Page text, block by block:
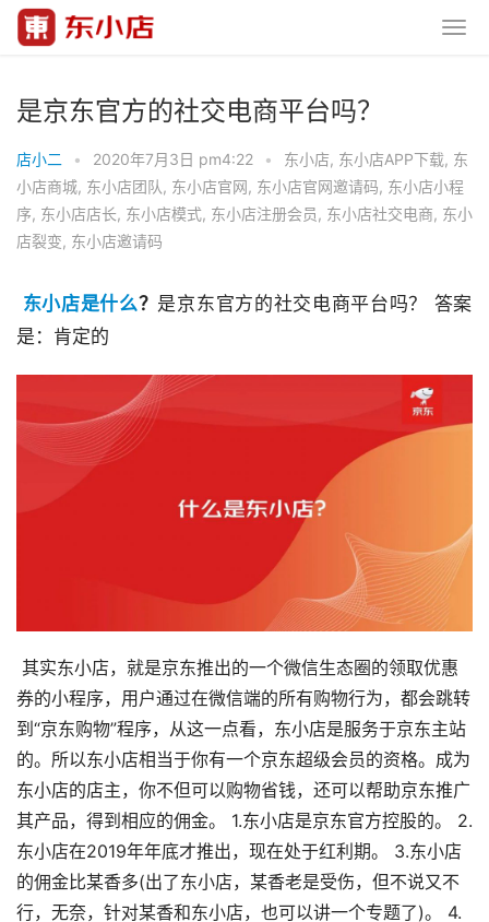
是京东官方的社交电商平台吗？
店小二 • 2020年7月3日 pm4:22 • 东小店, 东小店APP下载, 东
小店商城, 东小店团队 , 东小店官网, 东小店官网邀请码, 东小店小程
序, 东小店店长, 东小店模式, 东小店注册会员 , 东小店社交电商, 东小
店裂变, 东小店邀请码
东小店是什么？ 是京东官方的社交电商平台吗？ 答案
是：肯定的
其实东小店，就是京东推出的一个微信生态圈的领取优惠
券的小程序，用户通过在微信端的所有购物行为，都会跳转
到“京东购物”程序，从这一点看，东小店是服务于京东主站
的。所以东小店相当于你有一个京东超级会员的资格。成为
东小店的店主，你不但可以购物省钱，还可以帮助京东推广
其产品，得到相应的佣金。 1.东小店是京东官方控股的。 2.
东小店在2019年年底才推出，现在处于红利期。 3.东小店
的佣金比某香多(出了东小店，某香老是受伤，但不说又不
行，无奈，针对某香和东小店，也可以讲一个专题了)。 4.